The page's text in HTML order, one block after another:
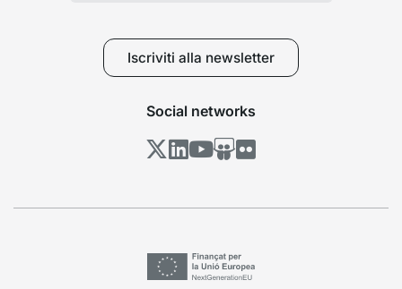
Iscriviti alla newsletter
Social networks